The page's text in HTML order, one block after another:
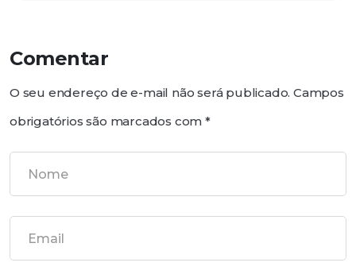
Comentar
O seu endereço de e-mail não será publicado. Campos
obrigatórios são marcados com*